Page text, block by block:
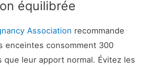
équilibrée
Association recommande
enceintes consomment 300
que leur apport normal. Évitez les